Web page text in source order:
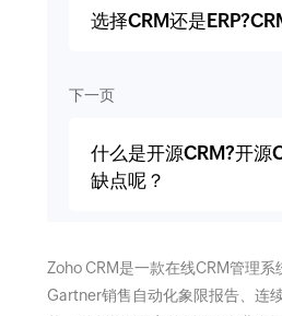
选择CRM还是
下一页
什么是开源CRM?开源
缺点呢？
Zoho CRM是一款在线CRM管理系
Gartner销售自动化象限报告、连